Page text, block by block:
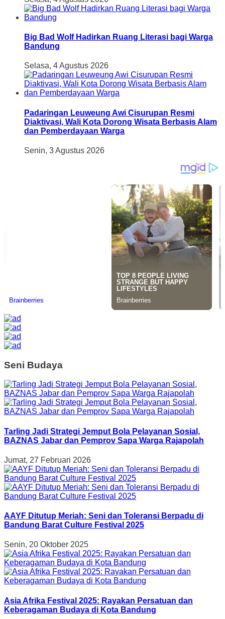
Big Bad Wolf Hadirkan Ruang Literasi bagi Warga
Bandung
Selasa, 4 Agustus 2026
Padaringan Leuweung Awi Cisurupan Resmi
Diaktivasi, Wali Kota Dorong Wisata Berbasis Alam
dan Pemberdayaan Warga
Senin, 3 Agustus 2026
Seni Budaya
Tarling Jadi Strategi Jemput Bola Pelayanan Sosial,
BAZNAS Jabar dan Pemprov Sapa Warga Rajapolah
Jumat, 27 Februari 2026
AAYF Ditutup Meriah: Seni dan Toleransi Berpadu di
Bandung Barat Culture Festival 2025
Senin, 20 Oktober 2025
Asia Afrika Festival 2025: Rayakan Persatuan dan
Keberagaman Budaya di Kota Bandung